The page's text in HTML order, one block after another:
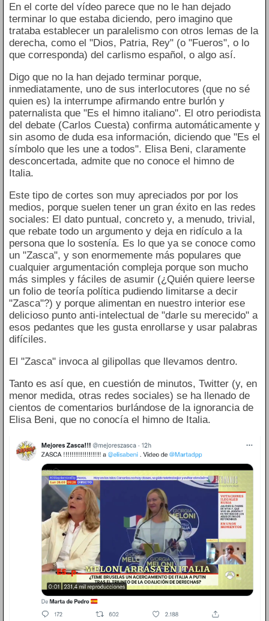
En el corte del vídeo parece que no le han dejado
terminar lo que estaba diciendo, pero imagino que
trataba establecer un paralelismo con otros lemas de la
derecha, como el "Dios, Patria, Rey" (o "Fueros", o lo
que corresponda) del carlismo español, o algo así.
Digo que no la han dejado terminar porque,
inmediatamente, uno de sus interlocutores (que no sé
quien es) la interrumpe afirmando entre burlón y
paternalista que "Es el himno italiano". El otro periodista
del debate (Carlos Cuesta) confirma automáticamente y
sin asomo de duda esa información, diciendo que "Es el
símbolo que les une a todos". Elisa Beni, claramente
desconcertada, admite que no conoce el himno de
Italia.
Este tipo de cortes son muy apreciados por por los
medios, porque suelen tener un gran éxito en las redes
sociales: El dato puntual, concreto y, a menudo, trivial,
que rebate todo un argumento y deja en ridículo a la
persona que lo sostenía. Es lo que ya se conoce como
un "Zasca", y son enormemente más populares que
cualquier argumentación compleja porque son mucho
más simples y fáciles de asumir (¿Quién quiere leerse
un folio de teoría política pudiendo limitarse a decir
"Zasca"?) y porque alimentan en nuestro interior ese
delicioso punto anti-intelectual de "darle su merecido" a
esos pedantes que les gusta enrollarse y usar palabras
difíciles.
El "Zasca" invoca al gilipollas que llevamos dentro.
Tanto es así que, en cuestión de minutos, Twitter (y, en
menor medida, otras redes sociales) se ha llenado de
cientos de comentarios burlándose de la ignorancia de
Elisa Beni, que no conocía el himno de Italia.